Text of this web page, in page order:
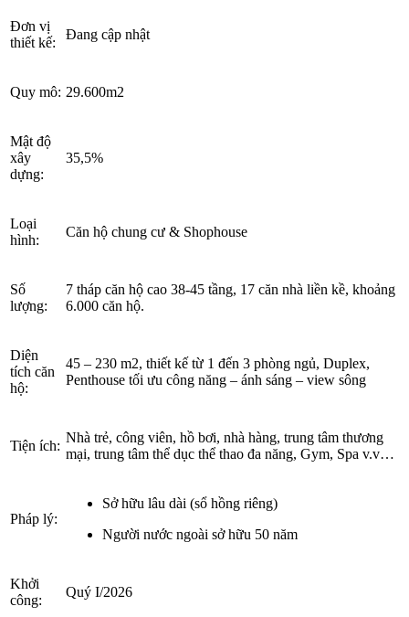
Đơn vị
thiết kế:
Đang cập nhật
Quy mô: 29.600m2
Mật độ
xây
dựng:
35,5%
Loại
hình:
Căn hộ chung cư & Shophouse
Số
lượng:
7 tháp căn hộ cao 38-45 tầng, 17 căn nhà liền kề, khoảng
6.000 căn hộ.
Diện
tích căn
hộ:
45 – 230 m2, thiết kế từ 1 đến 3 phòng ngủ, Duplex,
Penthouse tối ưu công năng – ánh sáng – view sông
Tiện ích:
Nhà trẻ, công viên, hồ bơi, nhà hàng, trung tâm thương
mại, trung tâm thể dục thể thao đa năng, Gym, Spa v.v…
Pháp lý:
Sở hữu lâu dài (sổ hồng riêng)
Người nước ngoài sở hữu 50 năm
Khởi
công:
Quý I/2026